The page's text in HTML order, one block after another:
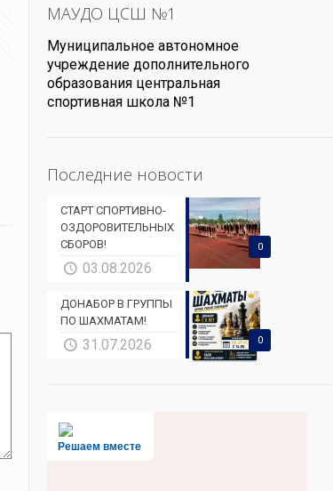
МАУДО ЦСШ №1
Муниципальное автономное
учреждение дополнительного
образования центральная
спортивная школа №1
Последние новости
0
СТАРТ СПОРТИВНО-
ОЗДОРОВИТЕЛЬНЫХ
СБОРОВ!
03.08.2026
0
ДОНАБОР В ГРУППЫ
ПО ШАХМАТАМ!
31.07.2026
Решаем вместе